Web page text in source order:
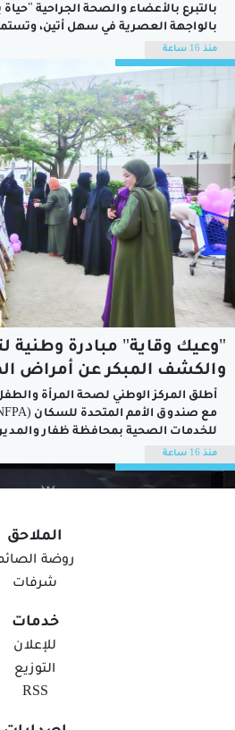
بالتبرع بالأعضاء والصحة الجراحية "حياة
بالتزامن مع موسم خريف ظفار، بهدف نشر
بالأعضاء وتعزيز الثقافة الصحية
المجتمع.رعى افتتاح الحملة صاحب...
منذ 16 ساعة
"وعيك وقاية" مبادرة وطنية
والكشف المبكر عن أمراض
أطلق المركز الوطني لصحة المرأة
للخدمات الصحية بمحافظة ظفار
ببلدية ظفار اليوم فعاليات الحملة
"وعيك وقاية" في الواجهة العصرية
منير بن عوض الجدياني المدير العام...
منذ 16 ساعة
الملاحق
روضة
شرفات
خدمات
للإعلان
التوزيع
RSS